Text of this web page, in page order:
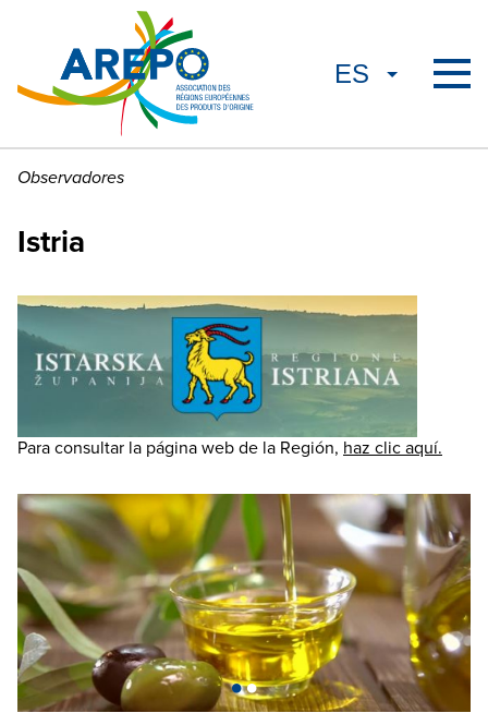
Observadores
Istria
Para consultar la página web de la Región, haz clic aquí.
••